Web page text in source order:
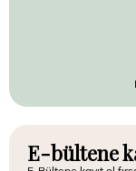
E-bültene